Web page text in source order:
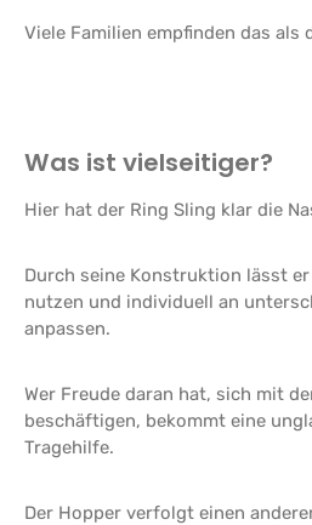
Viele Familien empfinden das
Was ist vielseitiger?
Hier hat der Ring Sling klar die
Durch seine Konstruktion lässt
nutzen und individuell an
anpassen.
Wer Freude daran hat, sich mit
beschäftigen, bekommt eine
Tragehilfe.
Der Hopper verfolgt einen